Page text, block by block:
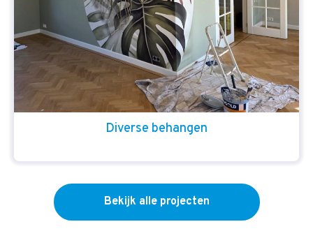
Diverse behangen
Bekijk alle projecten